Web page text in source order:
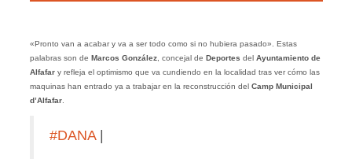
«Pronto van a acabar y va a ser todo como si no hubiera pasado». Estas
palabras son de Marcos González, concejal de Deportes del Ayuntamiento de
Alfafar y refleja el optimismo que va cundiendo en la localidad tras ver cómo las
maquinas han entrado ya a trabajar en la reconstrucción del Camp Municipal
d’Alfafar.
#DANA|